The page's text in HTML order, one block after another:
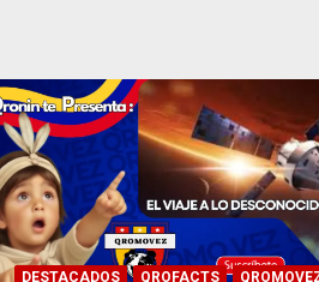
DESTACADOS QROFACTS